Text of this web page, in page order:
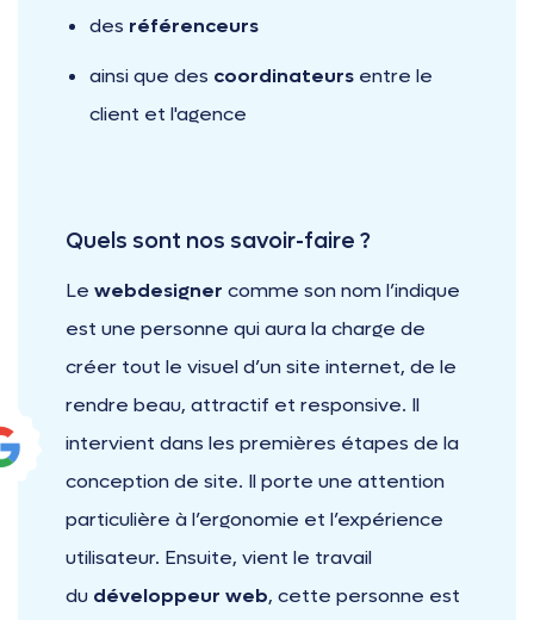
des référenceurs
ainsi que des coordinateurs entre le
client et l'agence
Quels sont nos savoir-faire ?
Le webdesigner comme son nom l’indique
est une personne qui aura la charge de
créer tout le visuel d’un site internet, de le
rendre beau, attractif et responsive. Il
intervient dans les premières étapes de la
conception de site. Il porte une attention
particulière à l’ergonomie et l’expérience
utilisateur. Ensuite, vient le travail
du développeur web, cette personne est